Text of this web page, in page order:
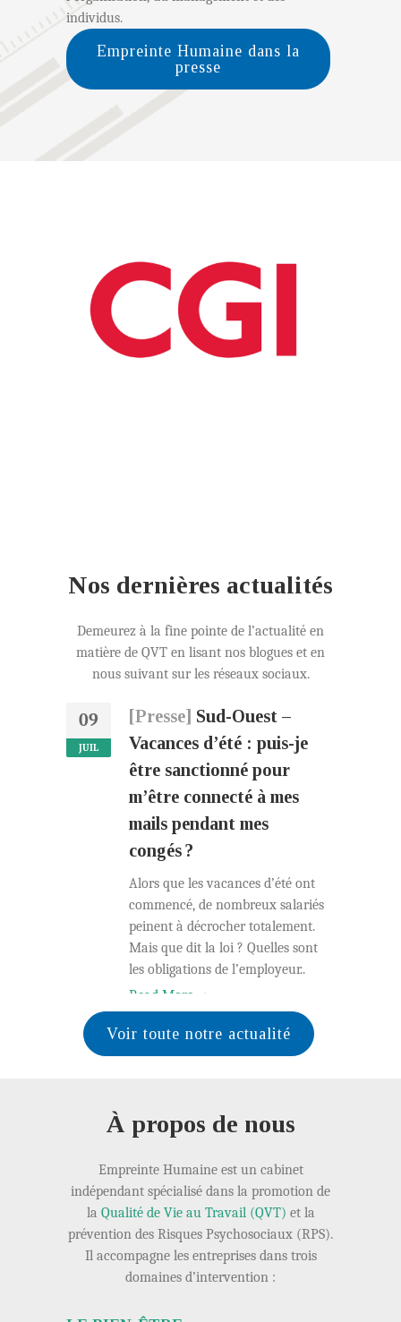
individus.
Empreinte Humaine dans la
presse
Nos dernières actualités
Demeurez à la fine pointe de l’actualité en
matière de QVT en lisant nos blogues et en
nous suivant sur les réseaux sociaux.
09
JUIL
[Presse] Sud-Ouest –
Vacances d’été : puis-je
être sanctionné pour
m’être connecté à mes
mails pendant mes
congés ?
Alors que les vacances d’été ont
commencé, de nombreux salariés
peinent à décrocher totalement.
Mais que dit la loi ? Quelles sont
les obligations de l’employeur..
Read More →
Voir toute notre actualité
À propos de nous
Empreinte Humaine est un cabinet
indépendant spécialisé dans la promotion de
la Qualité de Vie au Travail (QVT) et la
prévention des Risques Psychosociaux (RPS).
Il accompagne les entreprises dans trois
domaines d’intervention :